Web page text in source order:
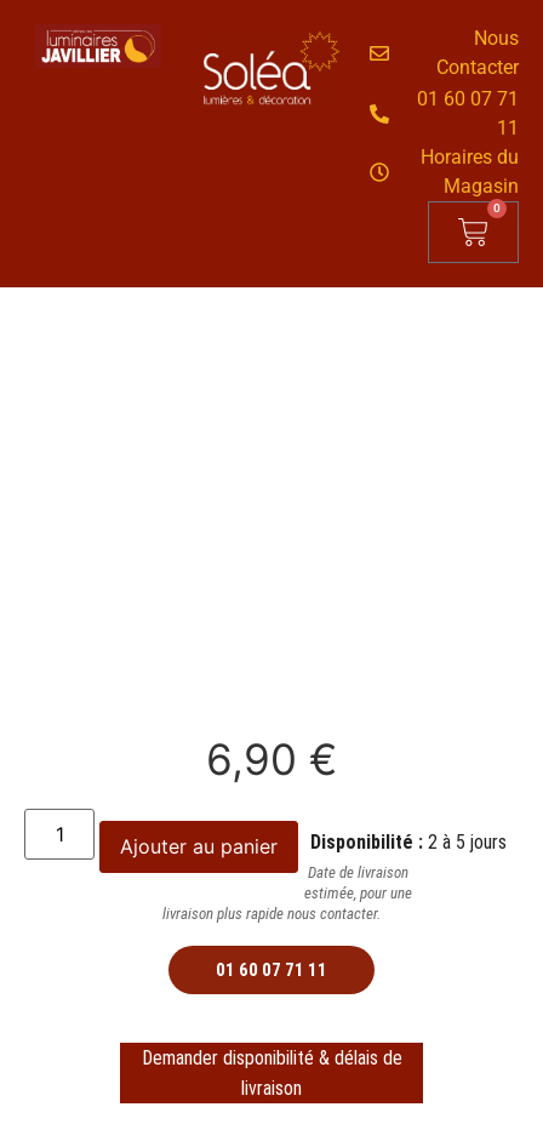
Nous
Contacter
01 60 07 71
11
Horaires du
Magasin
0
6,90 €
Ajouter au panier Disponibilité : 2 à 5 jours
Date de livraison
estimée, pour une
livraison plus rapide nous contacter.
01 60 07 71 11
Demander disponibilité & délais de
livraison